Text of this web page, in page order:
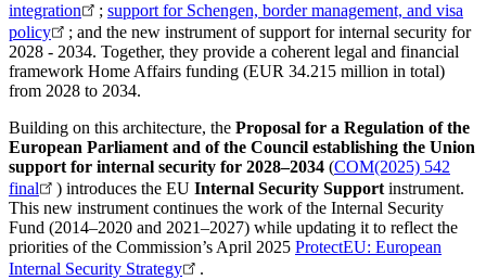
integration
; support for Schengen, border management, and visa
policy
; and the new instrument of support for internal security for
2028 - 2034. Together, they provide a coherent legal and financial
framework Home Affairs funding (EUR 34.215 million in total)
from 2028 to 2034.
Building on this architecture, the Proposal for a Regulation of the
European Parliament and of the Council establishing the Union
support for internal security for 2028–2034 (COM(2025) 542
final
) introduces the EU Internal Security Support instrument.
This new instrument continues the work of the Internal Security
Fund (2014–2020 and 2021–2027) while updating it to reflect the
priorities of the Commission’s April 2025 ProtectEU: European
Internal Security Strategy
.